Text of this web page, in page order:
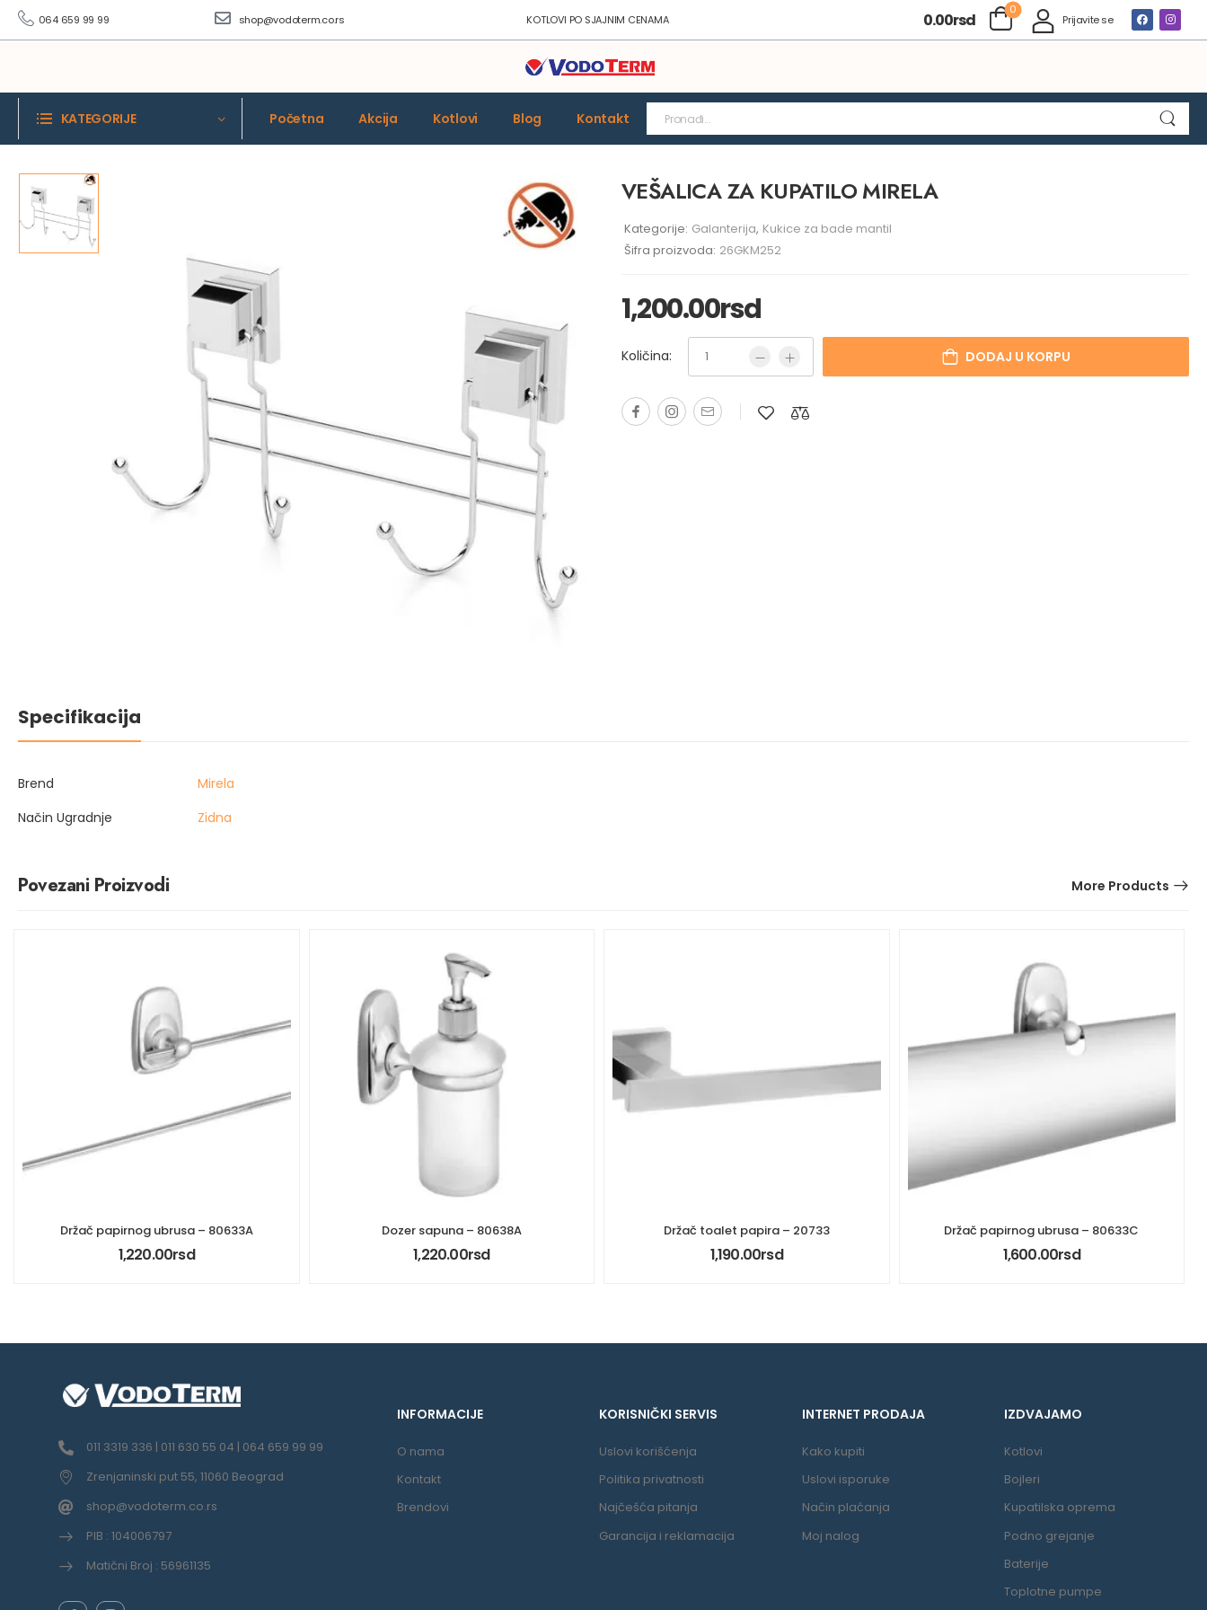
064 659 99 99 shop@vodoterm.co.rs KOTLOVI PO SJAJNIM CENAMA 0.00rsd
0
Prijavite se
KATEGORIJE Početna Akcija Kotlovi Blog Kontakt
VEŠALICA ZA KUPATILO MIRELA
Kategorije: Galanterija, Kukice za bade mantil
Šifra proizvoda: 26GKM252
1,200.00rsd
Količina: DODAJ U KORPU
Specifikacija
Brend
Mirela
Način Ugradnje
Zidna
Povezani Proizvodi More Products
Držač papirnog ubrusa – 80633A
1,220.00rsd
Dozer sapuna – 80638A
1,220.00rsd
Držač toalet papira – 20733
1,190.00rsd
Držač papirnog ubrusa – 80633C
1,600.00rsd
011 3319 336 | 011 630 55 04 | 064 659 99 99
Zrenjaninski put 55, 11060 Beograd
shop@vodoterm.co.rs
PIB : 104006797
Matični Broj : 56961135
INFORMACIJE
O nama
Kontakt
Brendovi
KORISNIČKI SERVIS
Uslovi korišćenja
Politika privatnosti
Najčešća pitanja
Garancija i reklamacija
INTERNET PRODAJA
Kako kupiti
Uslovi isporuke
Način plaćanja
Moj nalog
IZDVAJAMO
Kotlovi
Bojleri
Kupatilska oprema
Podno grejanje
Baterije
Toplotne pumpe